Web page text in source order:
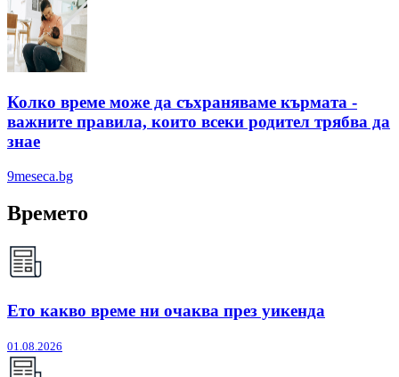
Колко време може да съхраняваме кърмата -
важните правила, които всеки родител трябва да
знае
9meseca.bg
Времето
Ето какво време ни очаква през уикенда
01.08.2026